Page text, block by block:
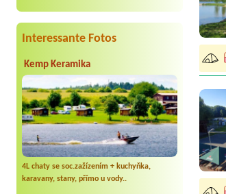
Interessante Fotos
Kemp Keramika
4L chaty se soc.zažízením + kuchyňka,
karavany, stany, přímo u vody..